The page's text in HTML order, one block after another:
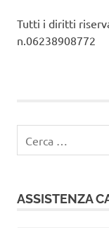
Tutti i diritti
n.06238908772
per:
ASSISTENZA